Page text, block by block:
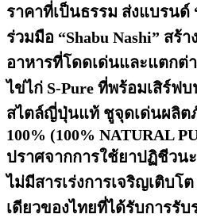
ราคาที่เป็นธรรม ส่งแบรนด์
ร่วมมือ “Shabu Nashi” ส
อาหารที่โดดเด่นและแตกต่
ไข่ไก่ S-Pure ที่พร้อมเสิร์ฟ
สไตล์ญี่ปุ่นแท้ ชูจุดเด่นผลิต
100% (100% NATURAL
ปราศจากการใช้ยาปฏิชีวน
ไม่มีสารเร่งการเจริญเติบโ
เดียวของไทยที่ได้รับการรับ